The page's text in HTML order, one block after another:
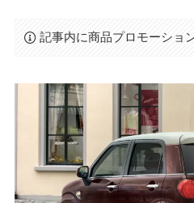
記事内に商品プロモーショ